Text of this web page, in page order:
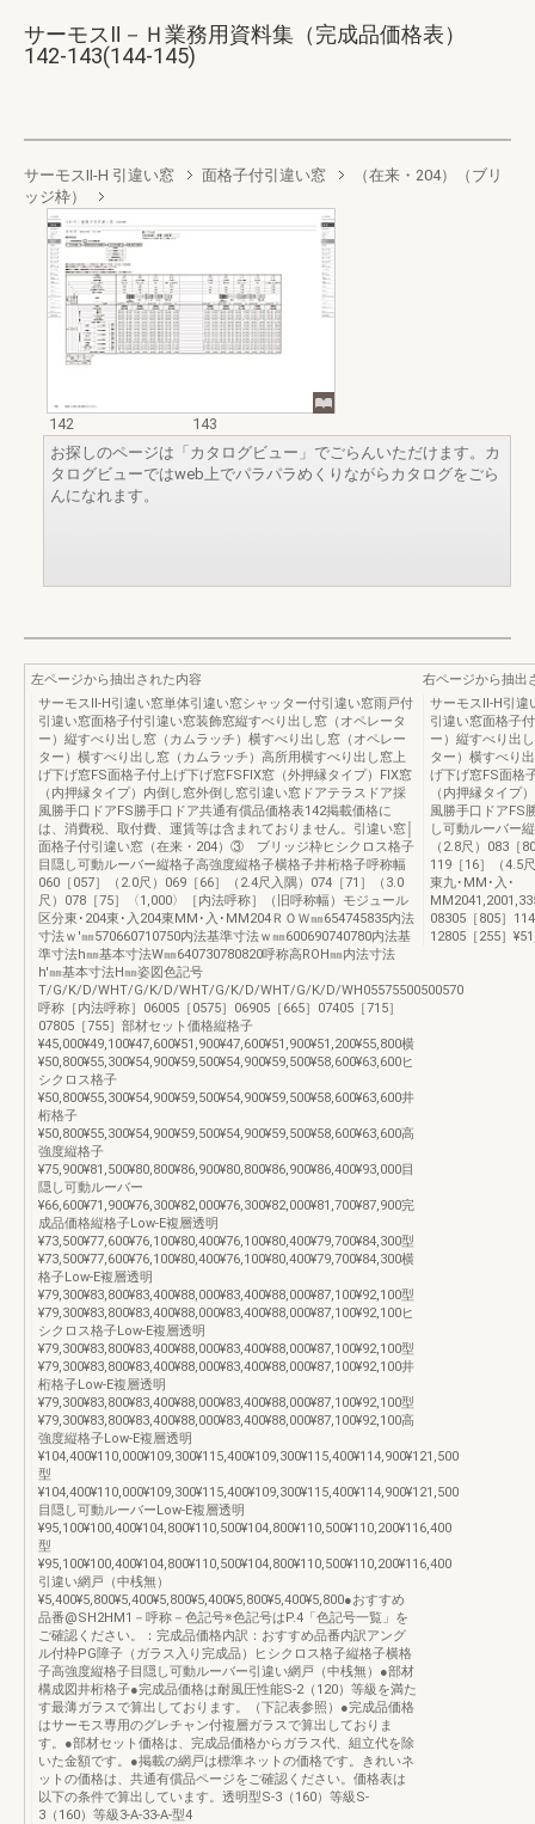
サーモスⅡ－Ｈ業務用資料集（完成品価格表）
142-143(144-145)
サーモスII-H 引違い窓 面格子付引違い窓
（在来・204）（ブリ
ッジ枠）
142
143
お探しのページは「カタログビュー」でごらんいただけます。カ
タログビューではweb上でパラパラめくりながらカタログをごら
んになれます。
左ページから抽出された内容
サーモスⅡ-H引違い窓単体引違い窓シャッター付引違い窓雨戸付
引違い窓面格子付引違い窓装飾窓縦すべり出し窓（オペレータ
ー）縦すべり出し窓（カムラッチ）横すべり出し窓（オペレー
ター）横すべり出し窓（カムラッチ）高所用横すべり出し窓上
げ下げ窓FS面格子付上げ下げ窓FSFIX窓（外押縁タイプ）FIX窓
（内押縁タイプ）内倒し窓外倒し窓引違い窓ドアテラスドア採
風勝手口ドアFS勝手口ドア共通有償品価格表142掲載価格に
は、消費税、取付費、運賃等は含まれておりません。引違い窓│
面格子付引違い窓（在来・204）③ ブリッジ枠ヒシクロス格子
目隠し可動ルーバー縦格子高強度縦格子横格子井桁格子呼称幅
060［057］（2.0尺）069［66］（2.4尺入隅）074［71］（3.0
尺）078［75］〈1,000〉［内法呼称］（旧呼称幅）モジュール
区分東･204東･入204東MM･入･MM204ＲＯＷ㎜654745835内法
寸法ｗ'㎜570660710750内法基準寸法ｗ㎜600690740780内法基
準寸法h㎜基本寸法W㎜640730780820呼称高ROH㎜内法寸法
h'㎜基本寸法H㎜姿図色記号
T/G/K/D/WHT/G/K/D/WHT/G/K/D/WHT/G/K/D/WH05575500500570
呼称［内法呼称］06005［0575］06905［665］07405［715］
07805［755］部材セット価格縦格子
¥45,000¥49,100¥47,600¥51,900¥47,600¥51,900¥51,200¥55,800横
¥50,800¥55,300¥54,900¥59,500¥54,900¥59,500¥58,600¥63,600ヒ
シクロス格子
¥50,800¥55,300¥54,900¥59,500¥54,900¥59,500¥58,600¥63,600井
桁格子
¥50,800¥55,300¥54,900¥59,500¥54,900¥59,500¥58,600¥63,600高
強度縦格子
¥75,900¥81,500¥80,800¥86,900¥80,800¥86,900¥86,400¥93,000目
隠し可動ルーバー
¥66,600¥71,900¥76,300¥82,000¥76,300¥82,000¥81,700¥87,900完
成品価格縦格子Low-E複層透明
¥73,500¥77,600¥76,100¥80,400¥76,100¥80,400¥79,700¥84,300型
¥73,500¥77,600¥76,100¥80,400¥76,100¥80,400¥79,700¥84,300横
格子Low-E複層透明
¥79,300¥83,800¥83,400¥88,000¥83,400¥88,000¥87,100¥92,100型
¥79,300¥83,800¥83,400¥88,000¥83,400¥88,000¥87,100¥92,100ヒ
シクロス格子Low-E複層透明
¥79,300¥83,800¥83,400¥88,000¥83,400¥88,000¥87,100¥92,100型
¥79,300¥83,800¥83,400¥88,000¥83,400¥88,000¥87,100¥92,100井
桁格子Low-E複層透明
¥79,300¥83,800¥83,400¥88,000¥83,400¥88,000¥87,100¥92,100型
¥79,300¥83,800¥83,400¥88,000¥83,400¥88,000¥87,100¥92,100高
強度縦格子Low-E複層透明
¥104,400¥110,000¥109,300¥115,400¥109,300¥115,400¥114,900¥121,500
型
¥104,400¥110,000¥109,300¥115,400¥109,300¥115,400¥114,900¥121,500
目隠し可動ルーバーLow-E複層透明
¥95,100¥100,400¥104,800¥110,500¥104,800¥110,500¥110,200¥116,400
型
¥95,100¥100,400¥104,800¥110,500¥104,800¥110,500¥110,200¥116,400
引違い網戸（中桟無）
¥5,400¥5,800¥5,400¥5,800¥5,400¥5,800¥5,400¥5,800●おすすめ
品番@SH2HM1－呼称－色記号※色記号はP.4「色記号一覧」を
ご確認ください。：完成品価格内訳：おすすめ品番内訳アング
ル付枠PG障子（ガラス入り完成品）ヒシクロス格子縦格子横格
子高強度縦格子目隠し可動ルーバー引違い網戸（中桟無）●部材
構成図井桁格子●完成品価格は耐風圧性能S-2（120）等級を満た
す最薄ガラスで算出しております。（下記表参照）●完成品価格
はサーモス専用のグレチャン付複層ガラスで算出しておりま
す。●部材セット価格は、完成品価格からガラス代、組立代を除
いた金額です。●掲載の網戸は標準ネットの価格です。きれいネ
ットの価格は、共通有償品ページをご確認ください。価格表は
以下の条件で算出しています。透明型S-3（160）等級S-
3（160）等級3-A-33-A-型4
右ページから抽出
サーモスⅡ-H引違
引違い窓面格子
ー）縦すべり出
ター）横すべり
げ下げ窓FS面格
（内押縁タイプ
風勝手口ドアFS
し可動ルーバー
（2.8尺）083［
119［16］（4.5
東九･MM･入･
08305［805］
12805［255］